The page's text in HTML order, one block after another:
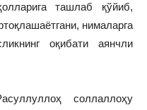
ташлаб қўйиб,
нималарга
оқибати аянчли
соллаллоҳу